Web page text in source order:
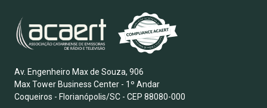
Av. Engenheiro Max de Souza, 906
Max Tower Business Center - 1º Andar
Coqueiros - Florianópolis/SC - CEP 88080-000